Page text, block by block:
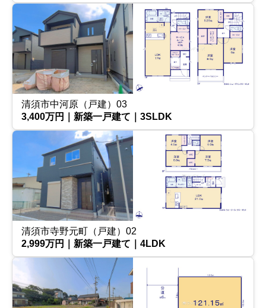
清須市中河原（戸建）03
3,400万円｜新築一戸建て｜3SLDK
清須市寺野元町（戸建）02
2,999万円｜新築一戸建て｜4LDK